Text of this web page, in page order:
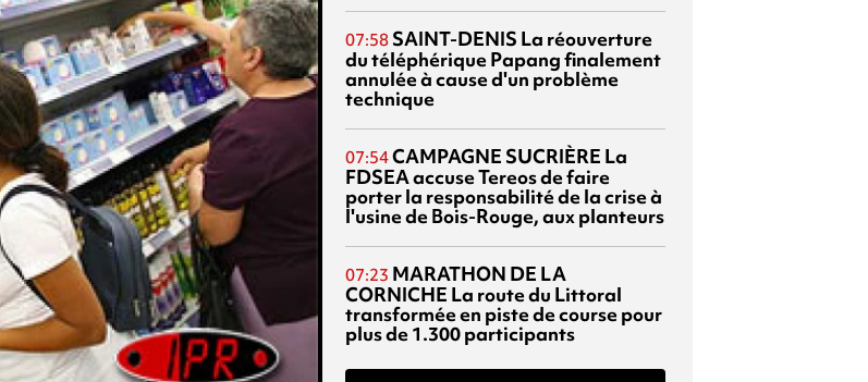
07:58 SAINT-DENIS La réouverture
du téléphérique Papang finalement
annulée à cause d'un problème
technique
07:54CAMPAGNE SUCRIÈRE La
FDSEA accuse Tereos de faire
porter la responsabilité de la crise à
l'usine de Bois-Rouge, aux planteurs
07:23 MARATHON DE LA
CORNICHE La route du Littoral
transformée en piste de course pour
plus de 1.300 participants